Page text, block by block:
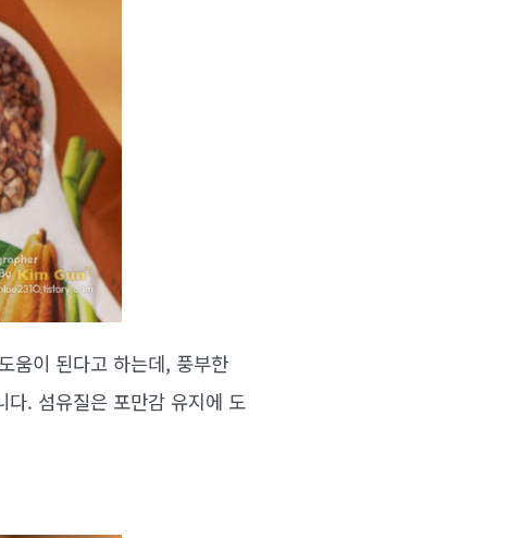
움이 된다고 하는데, 풍부한
다. 섬유질은 포만감 유지에 도